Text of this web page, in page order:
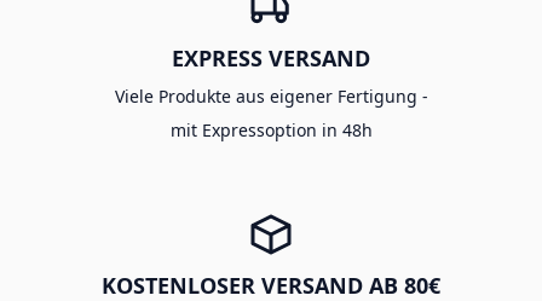
EXPRESS VERSAND
Viele Produkte aus eigener Fertigung -
mit Expressoption in 48h
KOSTENLOSER VERSAND AB 80€